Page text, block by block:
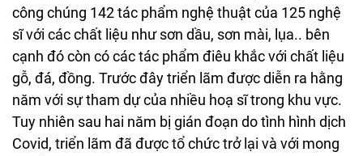
công chúng 142 tác phẩm nghệ thuật của 125 nghệ
sĩ với các chất liệu như sơn dầu, sơn mài, lụa.. bên
cạnh đó còn có các tác phẩm điêu khắc với chất liệu
gỗ, đá, đồng. Trước đây triển lãm được diễn ra hằng
năm với sự tham dự của nhiều hoạ sĩ trong khu vực.
Tuy nhiên sau hai năm bị gián đoạn do tình hình dịch
Covid, triển lãm đã được tổ chức trở lại và với mong